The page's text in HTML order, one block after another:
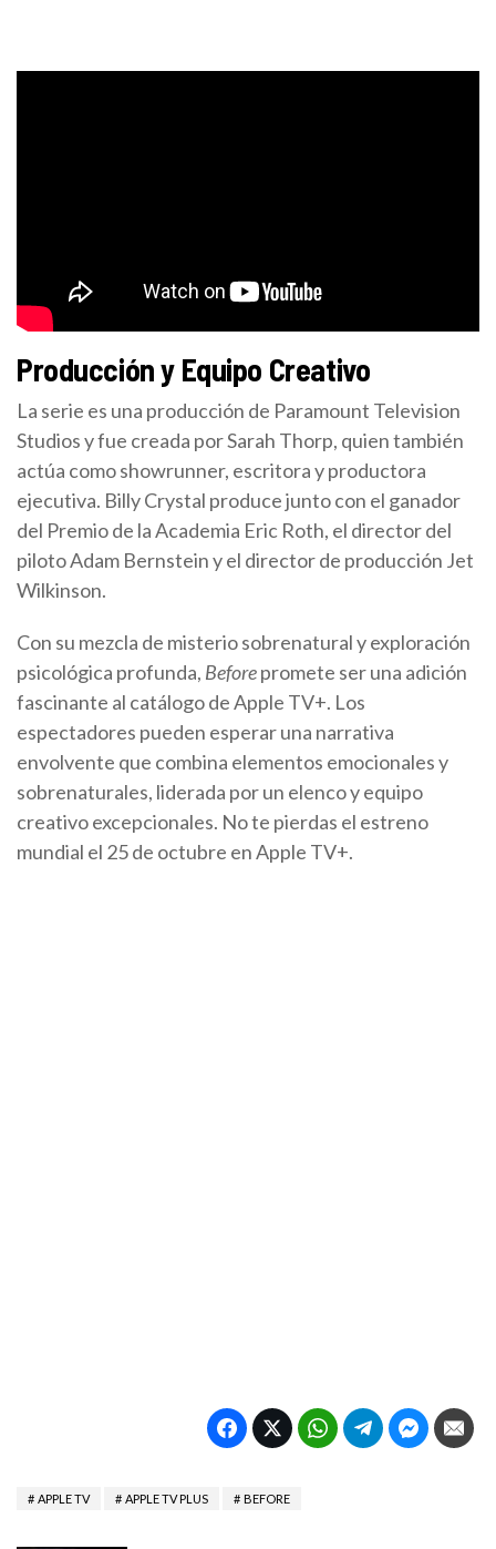
Producción y Equipo Creativo
La serie es una producción de Paramount Television
Studios y fue creada por Sarah Thorp, quien también
actúa como showrunner, escritora y productora
ejecutiva. Billy Crystal produce junto con el ganador
del Premio de la Academia Eric Roth, el director del
piloto Adam Bernstein y el director de producción Jet
Wilkinson.
Con su mezcla de misterio sobrenatural y exploración
psicológica profunda, Beforepromete ser una adición
fascinante al catálogo de Apple TV+. Los
espectadores pueden esperar una narrativa
envolvente que combina elementos emocionales y
sobrenaturales, liderada por un elenco y equipo
creativo excepcionales. No te pierdas el estreno
mundial el 25 de octubre en Apple TV+.
APPLE TV APPLE TV PLUS BEFORE